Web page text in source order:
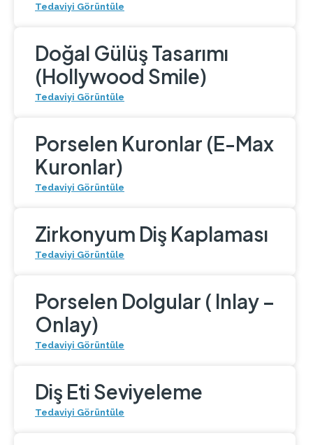
Tedaviyi Görüntüle
Doğal Gülüş Tasarımı
(Hollywood Smile)
Tedaviyi Görüntüle
Porselen Kuronlar (E-Max
Kuronlar)
Tedaviyi Görüntüle
Zirkonyum Diş Kaplaması
Tedaviyi Görüntüle
Porselen Dolgular ( Inlay –
Onlay)
Tedaviyi Görüntüle
Diş Eti Seviyeleme
Tedaviyi Görüntüle